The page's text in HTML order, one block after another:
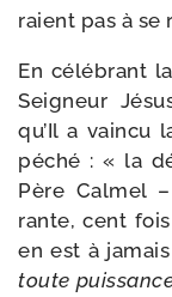
raient pas à se
En célé­brant
Seigneur
qu’Il a vain­cu
péché : « la
Père Calmel
rante, cent
en est à
toute